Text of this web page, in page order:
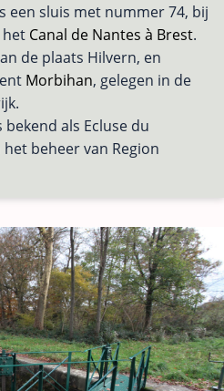
een sluis met nummer 74, bij
het Canal de Nantes à Brest.
de plaats Hilvern, en
Morbihan, gelegen in de
als Ecluse du
beheer van Region